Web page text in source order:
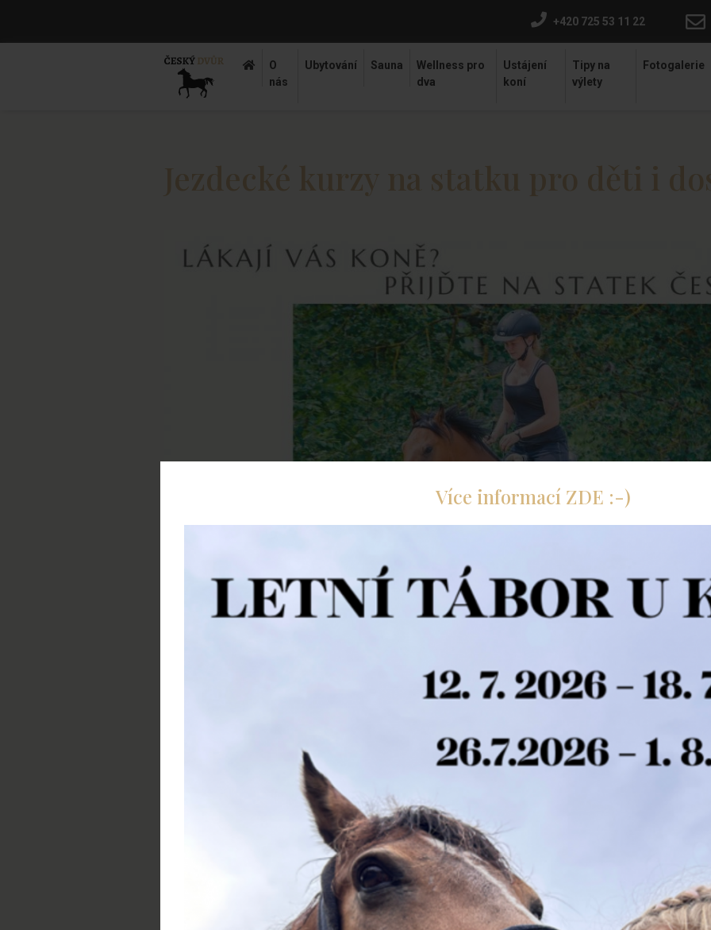
Více informací ZDE :-)
+420 725 53 11 22
O
nás
Ubytování Sauna
Wellness pro
dva
Ustájení
koní
Tipy na
výlety
Fotogalerie